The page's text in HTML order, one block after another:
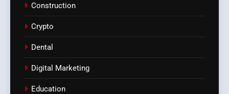
Construction
Crypto
Dental
Digital Marketing
Education